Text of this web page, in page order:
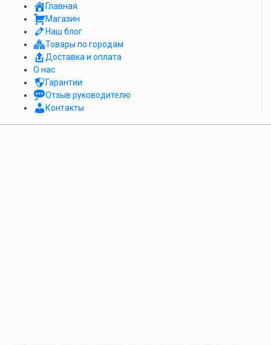
Главная
Магазин
Наш блог
Товары по городам
Доставка и оплата
О нас
Гарантии
Отзыв руководителю
Контакты